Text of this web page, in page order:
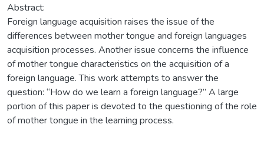
Abstract:
Foreign language acquisition raises the issue of the
differences between mother tongue and foreign languages
acquisition processes. Another issue concerns the influence
of mother tongue characteristics on the acquisition of a
foreign language. This work attempts to answer the
question: ‘‘How do we learn a foreign language?’’ A large
portion of this paper is devoted to the questioning of the role
of mother tongue in the learning process.